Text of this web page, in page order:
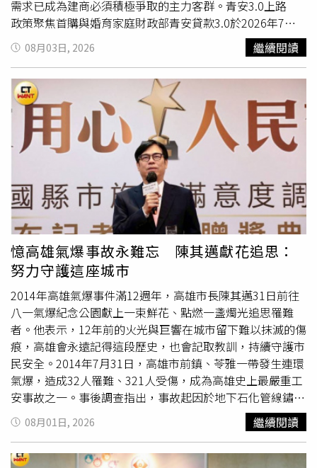
合，中古車商則較常選擇與金融公司配合。（圖／黃耀徵
攝）比的不只是利率，而是服務近年銀行車貸競爭日益激
烈，各家產品差異逐漸縮小。然而，對消費者而言，一筆好
的貸款，不只是利率是否優惠，更包括申辦流程是否透明、
費用是否清楚揭露、還款方式是否符合需求，以及是否有專
人提供完整諮詢。目前國內車貸市場，主要分為銀行與金融
公司兩大貸款體系，都有提供新車、中古車及原車融資的貸
款。以新車的貸款為例，一般銀行提供的利率，依還款期數
區別，約在3～4%左右，各銀行間差距不大；而金融公司則
因資金成本較高，利率在5～8%之間，比一般銀行高。一般
而言，新車車商的貸款業務多半會與銀行配合，中古車商則
較常選擇與金融公司配合。但消費者較少知道的是，不管是
購買新車或中古車，消費者都可以指定自己想要配合的銀
行。陽信銀行目前提供新車貸款、中古車貸款及原車融資等
多元產品，貸款期間最長可達84期，並清楚揭露貸款利率、
總費用年百分率（APR）、相關手續費及提前清償規定，協
助消費者在申辦前充分了解整體成本，而不是只比較表面的
利率數字。另一方面，陽信銀行也與國內眾多汽車經銷體系
建立長期合作關係，從案件受理、文件準備到交車流程，都
累積豐富經驗，讓效率與服務兼顧。張經理表示：「我們一
直相信，車貸不是一筆交易，而是一段關係的開始。客戶今
天因為買車與陽信建立往來，未來可能還有房貸、理財、企
業融資等不同需求，因此我們希望建立的是長期信任，而不
是一次性的貸款服務。」即使同樣屬於銀行系統，從地方金
融轉型的陽信銀行，也較一般大型銀行更懂得服務客戶。張
經理舉例，曾有一位要辦理車貸的客戶，每天都要忙到很晚
才能回家，陽信的車貸專員也會配合時間到客戶家中辦理對
保。「別人眼中不可思議的服務，正是陽信同仁認為理所當
需求已成為建商必須積極爭取的主力客群。青安3.0上路
政策聚焦首購與婚育家庭財政部青安貸款3.0於2026年7月
16日經行政院通過，自8月1日起受理申請。新制增加年
齡、所得與房屋總價限制，並依新婚及育兒家庭條件提供不
同貸款額度，將政策資源更精準地投入自住需求。財政部統
計，青安貸款自2010年推動至2026年6月底，累計協助超過
51萬戶無自有住宅家庭；其中青安2.0核貸超過17萬戶。不
過，符合青安3.0資格不代表銀行一定足額核貸。申請人仍
須通過銀行授信審查，包括收入、信用、負債、還款能力及
房屋鑑價。建商搶首購客 房市廣告改打「成家牌」青安
3.0上路後，部分建商開始把政策條件納入行銷規畫，推出
均一價、低首付、彈性付款或裝潢家電等方案，希望降低青
年家庭進場初期的資金壓力。以茂德建設近期「挺青安、限
量均一價」活動為例，業者鎖定1至3房產品及青年首購需
求。值得關注的不是單一建商促銷，而是建商正在重新設定
主要客群，將首購、新婚及育兒家庭視為市場的重要支撐。
這也代表建案競爭逐漸從過去強調價格上漲與資產增值，轉
向誰能提供更容易理解、負擔及執行的購屋方案。均一價不
一定等於降價 買方要算總成本建商推出均一價或降低訂簽
金，不一定代表房屋總價實質下降。購屋人仍須比較房屋坪
數、樓層、車位價格、工程款時程、交屋款及銀行鑑價。前
期付款降低，可能只是將部分自備款延後至施工期間或交屋
前繳付。如果交屋時房屋鑑價低於成交價，或銀行核貸成數
不如預期，買方仍可能需要在短期內補足資金。因此，首購
族不能只看「現在付多少」，還要確認「交屋前總共要準備
多少」。信用管制持續 房市回歸自住基本面中央銀行表
示，選擇性信用管制實施後，房市交易過熱與房價上漲預期
08月03日, 2026 繼續閱讀
憶高雄氣爆事故永難忘 陳其邁獻花追思：
努力守護這座城市
2014年高雄氣爆事件滿12週年，高雄市長陳其邁31日前往
八一氣爆紀念公園獻上一束鮮花、點燃一盞燭光追思罹難
者。他表示，12年前的火光與巨響在城市留下難以抹滅的傷
痕，高雄會永遠記得這段歷史，也會記取教訓，持續守護市
民安全。2014年7月31日，高雄市前鎮、苓雅一帶發生連環
氣爆，造成32人罹難、321人受傷，成為高雄史上最嚴重工
安事故之一。事後調查指出，事故起因於地下石化管線鏽蝕
破裂，導致大量丙烯外洩並遭引燃，引發連環氣爆。陳其邁
表示，12年前的這個時候，火光與巨響，在這座城市留下烙
印與傷痕；在我們的心裡，刺下記憶深處的痛與疼。他說，
08月01日, 2026 繼續閱讀